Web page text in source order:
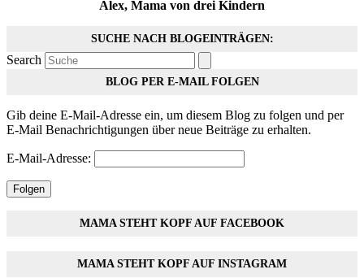
Alex, Mama von drei Kindern
SUCHE NACH BLOGEINTRÄGEN:
Search
BLOG PER E-MAIL FOLGEN
Gib deine E-Mail-Adresse ein, um diesem Blog zu folgen und per
E-Mail Benachrichtigungen über neue Beiträge zu erhalten.
E-Mail-Adresse:
Folgen
MAMA STEHT KOPF AUF FACEBOOK
MAMA STEHT KOPF AUF INSTAGRAM